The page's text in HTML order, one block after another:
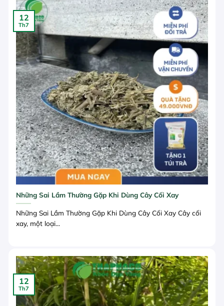
Những Sai Lầm Thường Gặp Khi Dùng Cây Cối Xay
Những Sai Lầm Thường Gặp Khi Dùng Cây Cối Xay Cây cối
xay, một loại...
12
Th7
12
Th7